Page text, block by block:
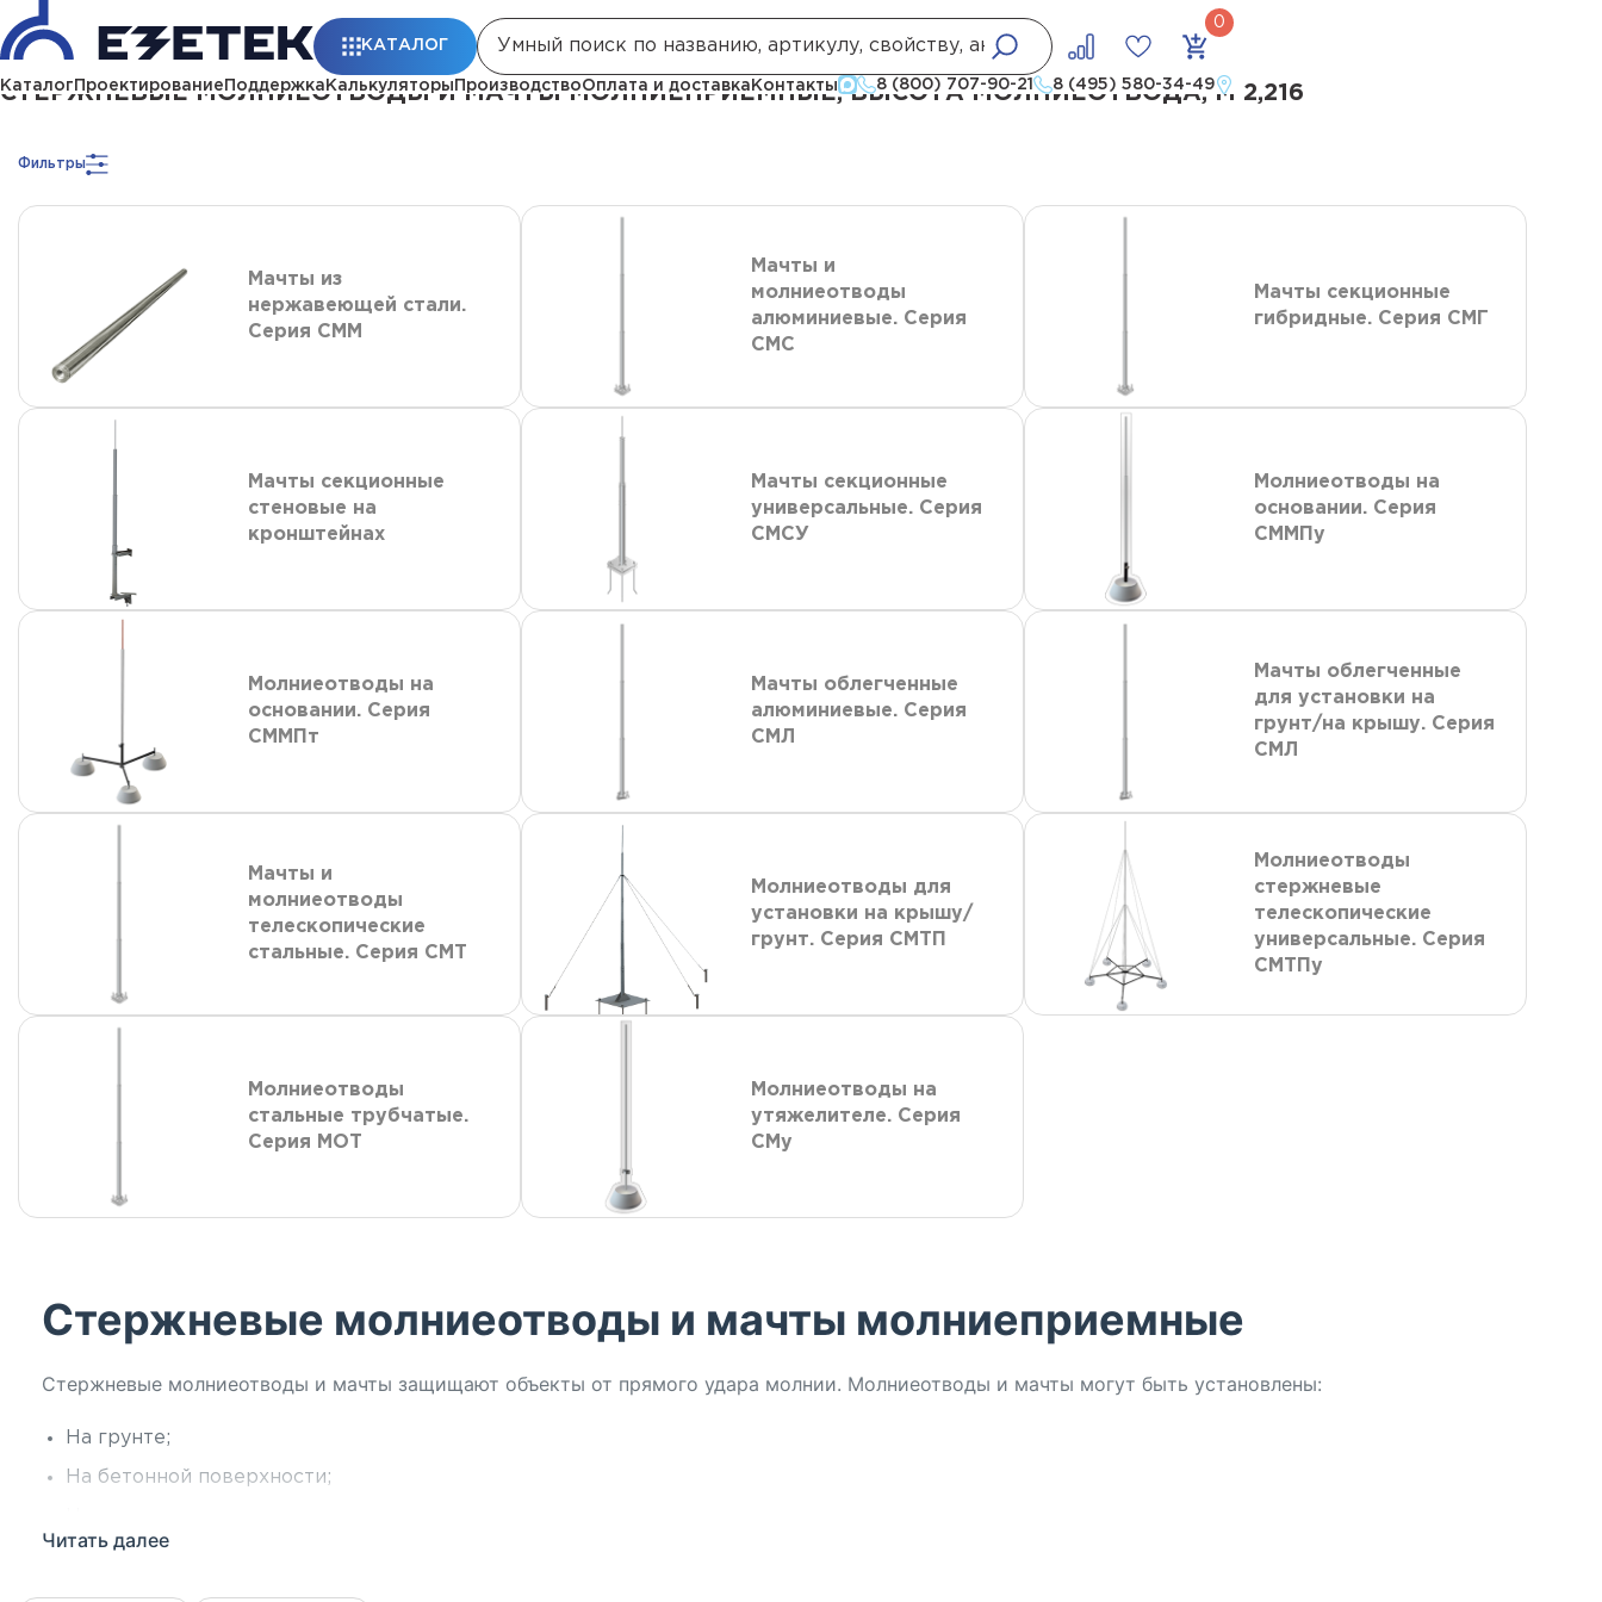
КАТАЛОГ
Каталог Проектирование Поддержка Калькуляторы ПроизводствоОплата и доставка Контакты 8 (800) 707-90-21 8 (495) 580-34-49
Главная Каталог Стержневые молниеотводы и мачты молниеприемныеСтержневые молниеотводы и мачты молниеприемные, высота молниеотвода, м 2,216
СТЕРЖНЕВЫЕ МОЛНИЕОТВОДЫ И МАЧТЫ МОЛНИЕПРИЕМНЫЕ, ВЫСОТА МОЛНИЕОТВОДА, М 2,216
Фильтры
Мачты из
нержавеющей стали.
Серия СММ
Мачты и
молниеотводы
алюминиевые. Серия
СМС
Мачты секционные
гибридные. Серия СМГ
Мачты секционные
стеновые на
кронштейнах
Мачты секционные
универсальные. Серия
СМСУ
Молниеотводы на
основании. Серия
СММПу
Молниеотводы на
основании. Серия
СММПт
Мачты облегченные
алюминиевые. Серия
СМЛ
Мачты облегченные
для установки на
грунт/на крышу. Серия
СМЛ
Мачты и
молниеотводы
телескопические
стальные. Серия СМТ
Молниеотводы для
установки на крышу/
грунт. Серия СМТП
Молниеотводы
стержневые
телескопические
универсальные. Серия
СМТПу
Молниеотводы
стальные трубчатые.
Серия МОТ
Молниеотводы на
утяжелителе. Серия
СМу
Стержневые молниеотводы и мачты молниеприемные
Стержневые молниеотводы и мачты защищают объекты от прямого удара молнии. Молниеотводы и мачты могут быть установлены:
На грунте;
На бетонной поверхности;
На фасаде здания.
Читать далее